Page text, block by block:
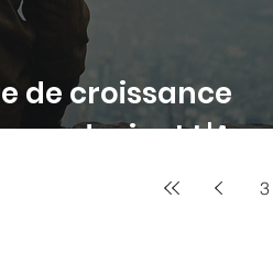
de croissance
devient
3